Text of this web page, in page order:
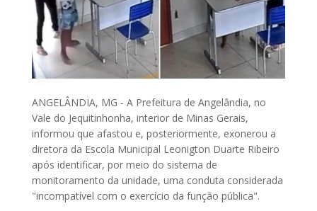
ANGELÂNDIA, MG - A Prefeitura de Angelândia, no
Vale do Jequitinhonha, interior de Minas Gerais,
informou que afastou e, posteriormente, exonerou a
diretora da Escola Municipal Leonigton Duarte Ribeiro
após identificar, por meio do sistema de
monitoramento da unidade, uma conduta considerada
"incompatível com o exercício da função pública".